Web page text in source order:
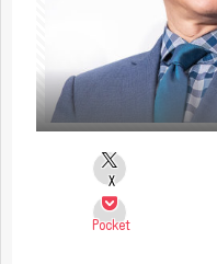
X
Pocket